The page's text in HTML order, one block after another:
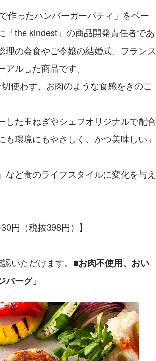
作ったハンバーガーパティ」をベー
「the kindest」の商品開発責任者であ
の会食やご令嬢の結婚式、フランス
ルした商品です。
使わず、お肉のような食感をきのこ
した玉ねぎやシェフオリジナルで配合
環境にもやさしく、かつ美味しい」
ど食のライフスタイルに変化を与え
円（税抜398円）】
いただけます。 ■お肉不使用、おい
ーグ」